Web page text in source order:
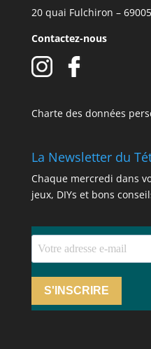
20 quai Fulchiron –
Contactez-nous
Charte des données
La Newsletter du
Chaque mercredi dans
jeux, DIYs et bons
S'INSCRIRE